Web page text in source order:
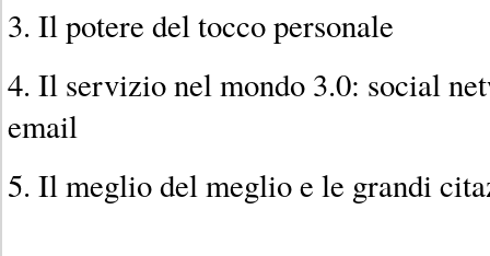
3. Il potere del tocco personale
4. Il servizio nel mondo 3.0: social
email
5. Il meglio del meglio e le grandi